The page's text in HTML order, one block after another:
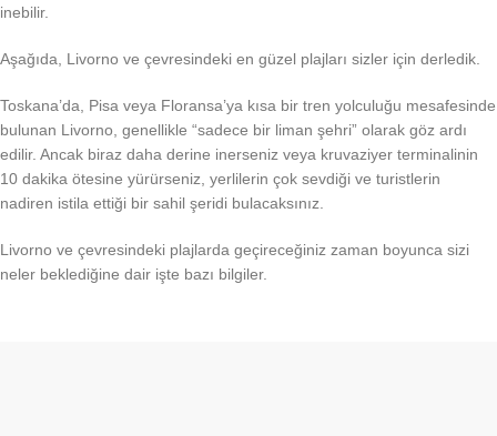
inebilir.
Aşağıda, Livorno ve çevresindeki en güzel plajları sizler için derledik.
Toskana’da, Pisa veya Floransa’ya kısa bir tren yolculuğu mesafesinde
bulunan Livorno, genellikle “sadece bir liman şehri” olarak göz ardı
edilir. Ancak biraz daha derine inerseniz veya kruvaziyer terminalinin
10 dakika ötesine yürürseniz, yerlilerin çok sevdiği ve turistlerin
nadiren istila ettiği bir sahil şeridi bulacaksınız.
Livorno ve çevresindeki plajlarda geçireceğiniz zaman boyunca sizi
neler beklediğine dair işte bazı bilgiler.